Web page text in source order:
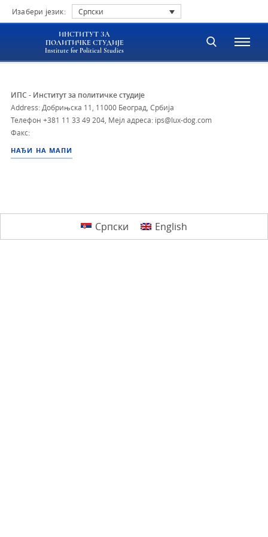
Изабери језик: Српски
ИНСТИТУТ ЗА
ПОЛИТИЧКЕ СТУДИЈЕ
Institute for Political Studies
ИПС - Институт за политичке студије
Address: Добрињска 11, 11000 Београд, Србија
Телефон +381 11 33 49 204 Мејл адреса: ips@lux-dog.com
Факс:
НАЂИ НА МАПИ
Српски English